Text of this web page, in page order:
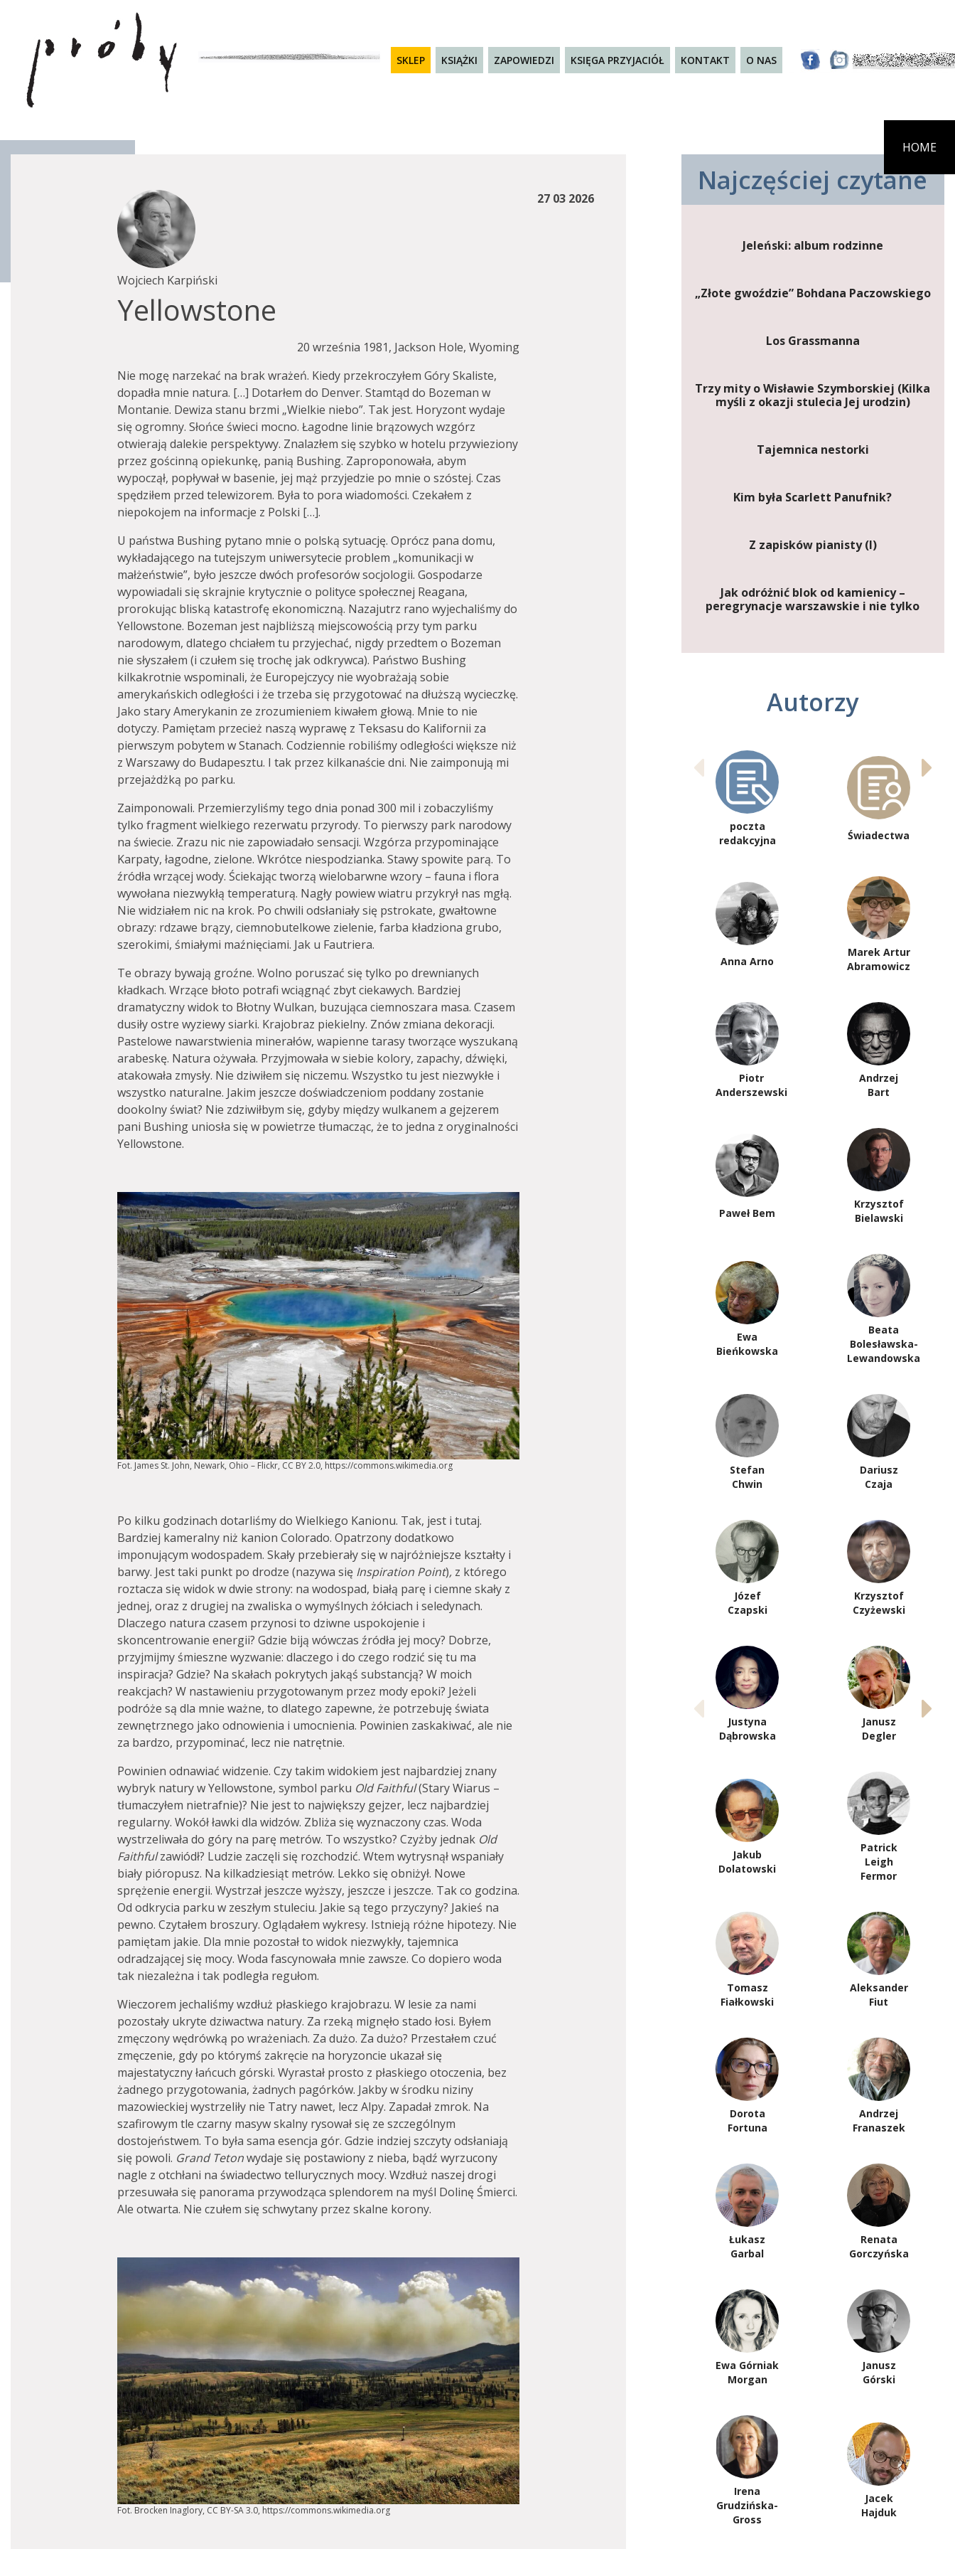
SKLEP KSIĄŻKI ZAPOWIEDZI KSIĘGA PRZYJACIÓŁ KONTAKT O NAS
HOME
27 03 2026
Wojciech Karpiński
Yellowstone
20 września 1981, Jackson Hole, Wyoming
Nie mogę narzekać na brak wrażeń. Kiedy przekroczyłem Góry Skaliste,
dopadła mnie natura. […] Dotarłem do Denver. Stamtąd do Bozeman w
Montanie. Dewiza stanu brzmi „Wielkie niebo”. Tak jest. Horyzont wydaje
się ogromny. Słońce świeci mocno. Łagodne linie brązowych wzgórz
otwierają dalekie perspektywy. Znalazłem się szybko w hotelu przywieziony
przez gościnną opiekunkę, panią Bushing. Zaproponowała, abym
wypoczął, popływał w basenie, jej mąż przyjedzie po mnie o szóstej. Czas
spędziłem przed telewizorem. Była to pora wiadomości. Czekałem z
niepokojem na informacje z Polski […].
U państwa Bushing pytano mnie o polską sytuację. Oprócz pana domu,
wykładającego na tutejszym uniwersytecie problem „komunikacji w
małżeństwie”, było jeszcze dwóch profesorów socjologii. Gospodarze
wypowiadali się skrajnie krytycznie o polityce społecznej Reagana,
prorokując bliską katastrofę ekonomiczną. Nazajutrz rano wyjechaliśmy do
Yellowstone. Bozeman jest najbliższą miejscowością przy tym parku
narodowym, dlatego chciałem tu przyjechać, nigdy przedtem o Bozeman
nie słyszałem (i czułem się trochę jak odkrywca). Państwo Bushing
kilkakrotnie wspominali, że Europejczycy nie wyobrażają sobie
amerykańskich odległości i że trzeba się przygotować na dłuższą wycieczkę.
Jako stary Amerykanin ze zrozumieniem kiwałem głową. Mnie to nie
dotyczy. Pamiętam przecież naszą wyprawę z Teksasu do Kalifornii za
pierwszym pobytem w Stanach. Codziennie robiliśmy odległości większe niż
z Warszawy do Budapesztu. I tak przez kilkanaście dni. Nie zaimponują mi
przejażdżką po parku.
Zaimponowali. Przemierzyliśmy tego dnia ponad 300 mil i zobaczyliśmy
tylko fragment wielkiego rezerwatu przyrody. To pierwszy park narodowy
na świecie. Zrazu nic nie zapowiadało sensacji. Wzgórza przypominające
Karpaty, łagodne, zielone. Wkrótce niespodzianka. Stawy spowite parą. To
źródła wrzącej wody. Ściekając tworzą wielobarwne wzory – fauna i flora
wywołana niezwykłą temperaturą. Nagły powiew wiatru przykrył nas mgłą.
Nie widziałem nic na krok. Po chwili odsłaniały się pstrokate, gwałtowne
obrazy: rdzawe brązy, ciemnobutelkowe zielenie, farba kładziona grubo,
szerokimi, śmiałymi maźnięciami. Jak u Fautriera.
Te obrazy bywają groźne. Wolno poruszać się tylko po drewnianych
kładkach. Wrzące błoto potrafi wciągnąć zbyt ciekawych. Bardziej
dramatyczny widok to Błotny Wulkan, buzująca ciemnoszara masa. Czasem
dusiły ostre wyziewy siarki. Krajobraz piekielny. Znów zmiana dekoracji.
Pastelowe nawarstwienia minerałów, wapienne tarasy tworzące wyszukaną
arabeskę. Natura ożywała. Przyjmowała w siebie kolory, zapachy, dźwięki,
atakowała zmysły. Nie dziwiłem się niczemu. Wszystko tu jest niezwykłe i
wszystko naturalne. Jakim jeszcze doświadczeniom poddany zostanie
dookolny świat? Nie zdziwiłbym się, gdyby między wulkanem a gejzerem
pani Bushing uniosła się w powietrze tłumacząc, że to jedna z oryginalności
Yellowstone.
Fot. James St. John, Newark, Ohio – Flickr, CC BY 2.0, https://commons.wikimedia.org
Po kilku godzinach dotarliśmy do Wielkiego Kanionu. Tak, jest i tutaj.
Bardziej kameralny niż kanion Colorado. Opatrzony dodatkowo
imponującym wodospadem. Skały przebierały się w najróżniejsze kształty i
barwy. Jest taki punkt po drodze (nazywa się Inspiration Point), z którego
roztacza się widok w dwie strony: na wodospad, białą parę i ciemne skały z
jednej, oraz z drugiej na zwaliska o wymyślnych żółciach i seledynach.
Dlaczego natura czasem przynosi to dziwne uspokojenie i
skoncentrowanie energii? Gdzie biją wówczas źródła jej mocy? Dobrze,
przyjmijmy śmieszne wyzwanie: dlaczego i do czego rodzić się tu ma
inspiracja? Gdzie? Na skałach pokrytych jakąś substancją? W moich
reakcjach? W nastawieniu przygotowanym przez mody epoki? Jeżeli
podróże są dla mnie ważne, to dlatego zapewne, że potrzebuję świata
zewnętrznego jako odnowienia i umocnienia. Powinien zaskakiwać, ale nie
za bardzo, przypominać, lecz nie natrętnie.
Powinien odnawiać widzenie. Czy takim widokiem jest najbardziej znany
wybryk natury w Yellowstone, symbol parku Old Faithful(Stary Wiarus –
tłumaczyłem nietrafnie)? Nie jest to największy gejzer, lecz najbardziej
regularny. Wokół ławki dla widzów. Zbliża się wyznaczony czas. Woda
wystrzeliwała do góry na parę metrów. To wszystko? Czyżby jednak Old
Faithfulzawiódł? Ludzie zaczęli się rozchodzić. Wtem wytrysnął wspaniały
biały pióropusz. Na kilkadziesiąt metrów. Lekko się obniżył. Nowe
sprężenie energii. Wystrzał jeszcze wyższy, jeszcze i jeszcze. Tak co godzina.
Od odkrycia parku w zeszłym stuleciu. Jakie są tego przyczyny? Jakieś na
pewno. Czytałem broszury. Oglądałem wykresy. Istnieją różne hipotezy. Nie
pamiętam jakie. Dla mnie pozostał to widok niezwykły, tajemnica
odradzającej się mocy. Woda fascynowała mnie zawsze. Co dopiero woda
tak niezależna i tak podległa regułom.
Wieczorem jechaliśmy wzdłuż płaskiego krajobrazu. W lesie za nami
pozostały ukryte dziwactwa natury. Za rzeką mignęło stado łosi. Byłem
zmęczony wędrówką po wrażeniach. Za dużo. Za dużo? Przestałem czuć
zmęczenie, gdy po którymś zakręcie na horyzoncie ukazał się
majestatyczny łańcuch górski. Wyrastał prosto z płaskiego otoczenia, bez
żadnego przygotowania, żadnych pagórków. Jakby w środku niziny
mazowieckiej wystrzeliły nie Tatry nawet, lecz Alpy. Zapadał zmrok. Na
szafirowym tle czarny masyw skalny rysował się ze szczególnym
dostojeństwem. To była sama esencja gór. Gdzie indziej szczyty odsłaniają
się powoli. Grand Tetonwydaje się postawiony z nieba, bądź wyrzucony
nagle z otchłani na świadectwo tellurycznych mocy. Wzdłuż naszej drogi
przesuwała się panorama przywodząca splendorem na myśl Dolinę Śmierci.
Ale otwarta. Nie czułem się schwytany przez skalne korony.
Fot. Brocken Inaglory, CC BY-SA 3.0, https://commons.wikimedia.org
Najczęściej czytane
Jeleński: album rodzinne
„Złote gwoździe” Bohdana Paczowskiego
Los Grassmanna
Trzy mity o Wisławie Szymborskiej (Kilka
myśli z okazji stulecia Jej urodzin)
Tajemnica nestorki
Kim była Scarlett Panufnik?
Z zapisków pianisty (I)
Jak odróżnić blok od kamienicy –
peregrynacje warszawskie i nie tylko
Autorzy
poczta
redakcyjna
Świadectwa
Anna Arno
Marek Artur
Abramowicz
Piotr
Anderszewski
Andrzej
Bart
Paweł Bem
Krzysztof
Bielawski
Ewa
Bieńkowska
Beata
Bolesławska-
Lewandowska
Stefan
Chwin
Dariusz
Czaja
Józef
Czapski
Krzysztof
Czyżewski
Justyna
Dąbrowska
Janusz
Degler
Jakub
Dolatowski
Patrick
Leigh
Fermor
Tomasz
Fiałkowski
Aleksander
Fiut
Dorota
Fortuna
Andrzej
Franaszek
Łukasz
Garbal
Renata
Gorczyńska
Ewa Górniak
Morgan
Janusz
Górski
Irena
Grudzińska-
Gross
Jacek
Hajduk